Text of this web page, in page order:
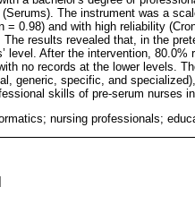
The instrument was a
= 0.98) and with high reliability
results revealed that, in the
level. After the intervention,
no records at the lower levels.
generic, specific, and
skills of pre-serum nurses
nursing professionals;